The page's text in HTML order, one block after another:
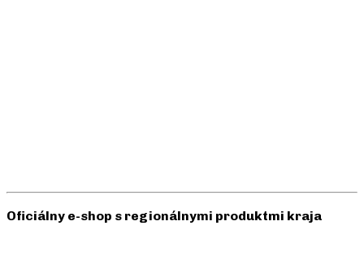
Oficiálny e-shop s regionálnymi produktmi kraja